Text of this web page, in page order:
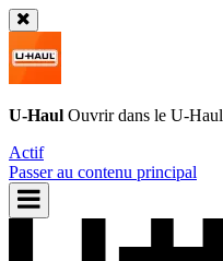
U-Haul Ouvrir dans le U-Haul
Actif
Passer au contenu principal